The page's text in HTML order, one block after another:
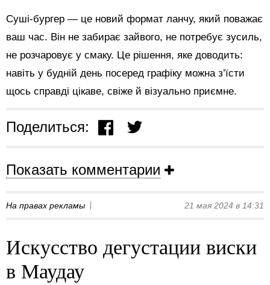
Суші-бургер — це новий формат ланчу, який поважає
ваш час. Він не забирає зайвого, не потребує зусиль,
не розчаровує у смаку. Це рішення, яке доводить:
навіть у будній день посеред графіку можна з’їсти
щось справді цікаве, свіже й візуально приємне.
Поделиться:
Показать комментарии
На правах рекламы 21 мая 2024 в 14:31
Искусство дегустации виски
в Маудау